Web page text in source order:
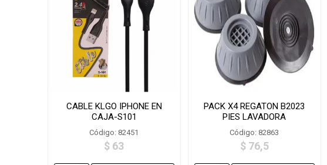
CABLE KLGO IPHONE EN
CAJA-S101
Código: 82451
$ 63
PACK X4 REGATON B2023
PIES LAVADORA
Código: 82863
$ 76,5